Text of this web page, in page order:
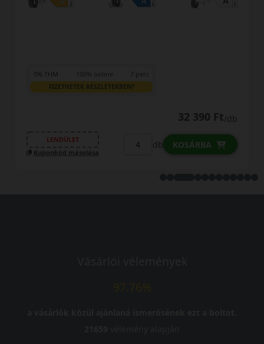
0% THM 100% online 7 perc
FIZETHETEK RÉSZLETEKBEN?
32 390 Ft/db
LENDÜLET
Kuponkód másolása
db KOSÁRBA